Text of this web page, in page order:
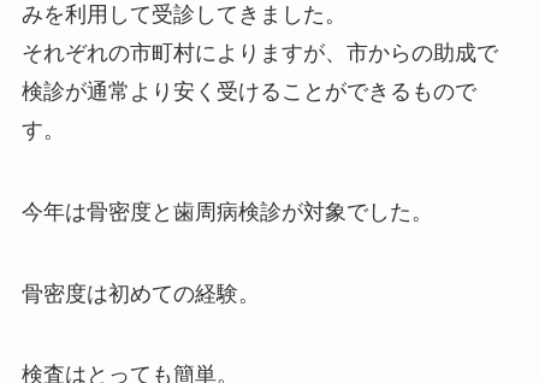
みを利用して受診してきました。
それぞれの市町村によりますが、市からの助成で
検診が通常より安く受けることができるもので
す。
今年は骨密度と歯周病検診が対象でした。
骨密度は初めての経験。
検査はとっても簡単。